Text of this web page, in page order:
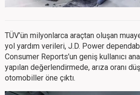
TÜV’ün milyonlarca araçtan oluşan
yol yardım verileri, J.D. Power
Consumer Reports’un geniş kullanıcı
yapılan değerlendirmede, arıza oranı
otomobiller öne çıktı.